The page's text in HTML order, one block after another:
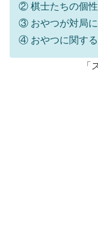
② 棋士たちの個
③ おやつが対局
④ おやつに関す
「